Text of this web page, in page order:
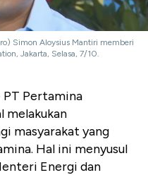
Simon Aloysius Mantiri memberi
Jakarta, Selasa, 7/10.
PT Pertamina
melakukan
masyarakat yang
Hal ini menyusul
Energi dan